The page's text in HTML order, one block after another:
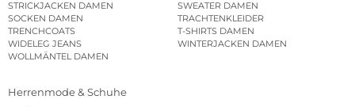
STRICKJACKEN DAMEN
SWEATER DAMEN
SOCKEN DAMEN
TRACHTENKLEIDER
TRENCHCOATS
T-SHIRTS DAMEN
WIDELEG JEANS
WINTERJACKEN DAMEN
WOLLMÄNTEL DAMEN
Herrenmode & Schuhe